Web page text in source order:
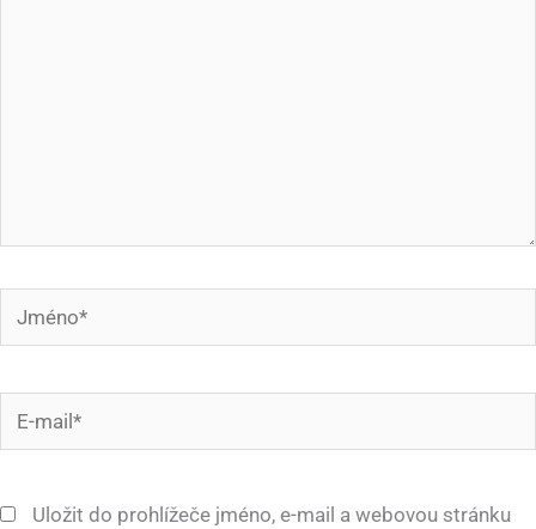
Jméno*
mail*
Uložit do prohlížeče jméno, e-mail a webovou stránku